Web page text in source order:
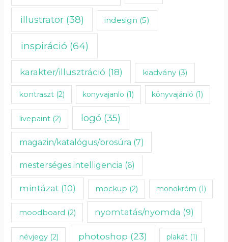
illustrator(38) indesign (5)
inspiráció (64)
karakter/illusztráció (18) kiadvány(3)
kontraszt(2) konyvajanlo (1) könyvajánló (1)
livepaint(2) logó (35)
magazin/katalógus/brosúra (7)
mesterséges intelligencia (6)
mintázat (10) mockup (2) monokróm (1)
moodboard (2) nyomtatás/nyomda (9)
névjegy(2) photoshop (23) plakát(1)